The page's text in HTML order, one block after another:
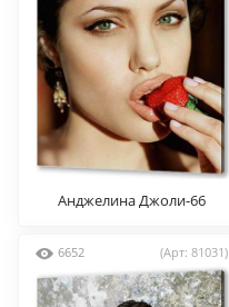
Анджелина Джоли-66
6652 (Арт: 81031)